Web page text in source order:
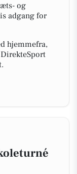
og
adgang for
hjemmefra,